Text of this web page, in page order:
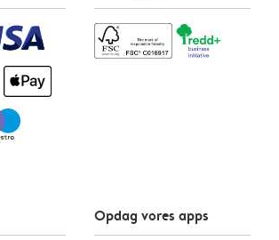
Opdag vores apps